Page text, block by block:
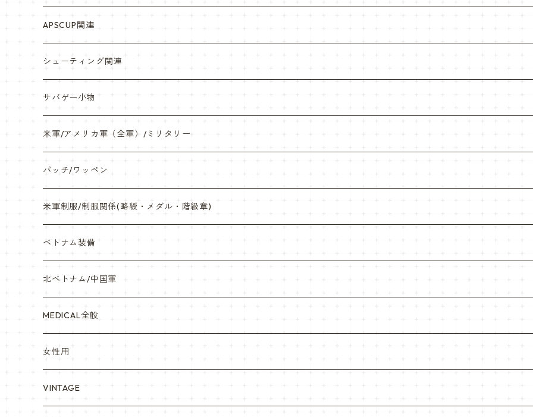
シール・ステッカー（UV加工）
缶バッチ
帽子・Tシャツ・エプロン
ネックレス・アクセサリー・スマホケース
サンダル・Bag
サバゲー装備品・バッテリー
オリジナルパッチ
841マスク・BDUカスタム
赤ちゃん用
YARSOC
シャークマウス
APSCUP関連
岡崎APS部
本体・BB弾・小物類
シューティング関連
サバゲー小物
米軍/アメリカ軍（全軍）/ミリタリー
海兵隊/USMC
陸軍/USARMY
空軍/USAF
海軍/USN
宇宙軍
トレーニングウエア集
ポーラテック/POLARTEC
パッチ/ワッペン
米軍制服/制服関係(略綬・メダル・階級章)
略綬・リボンバー・メダル等
ピンズ類 階級章(ランク)・資格章等
アメリカ軍制服
ベトナム装備
サムズミリタリ屋さん
セスラー中田商店さん
EA east asia
DRAGON ドラゴン
北ベトナム/中国軍
MEDICAL全般
女性用
ARC アメリカンレッドクロス
VINTAGE